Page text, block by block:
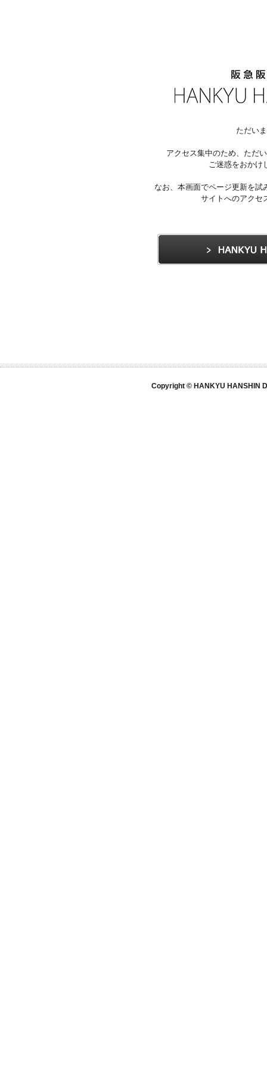
ただい
アクセス集中のため、ただ
ご迷惑をおかけ
なお、本画面でページ更新を
サイトへのアクセ
Copyright © HANKYU HANSHIN